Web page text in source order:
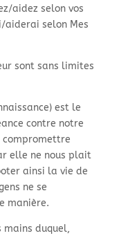
aidez selon vos
aiderai selon Mes
sont sans limites
est le
contre notre
compromettre
elle ne nous plait
ainsi la vie de
ne se
manière.
mains duquel,